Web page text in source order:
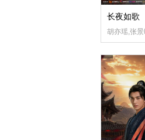
长夜如歌
胡亦瑶,张景